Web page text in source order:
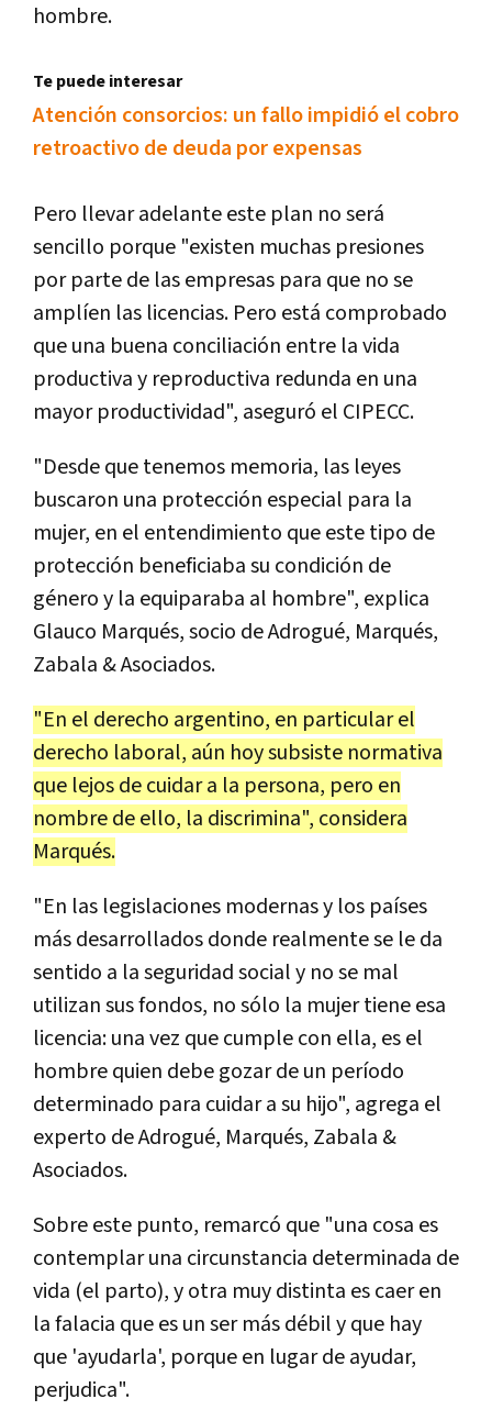
hombre.
Te puede interesar
Atención consorcios: un fallo impidió el cobro
retroactivo de deuda por expensas
Pero llevar adelante este plan no será
sencillo porque "existen muchas presiones
por parte de las empresas para que no se
amplíen las licencias. Pero está comprobado
que una buena conciliación entre la vida
productiva y reproductiva redunda en una
mayor productividad", aseguró el CIPECC.
"Desde que tenemos memoria, las leyes
buscaron una protección especial para la
mujer, en el entendimiento que este tipo de
protección beneficiaba su condición de
género y la equiparaba al hombre", explica
Glauco Marqués, socio de Adrogué, Marqués,
Zabala & Asociados.
"En el derecho argentino, en particular el
derecho laboral, aún hoy subsiste normativa
que lejos de cuidar a la persona, pero en
nombre de ello, la discrimina", considera
Marqués.
"En las legislaciones modernas y los países
más desarrollados donde realmente se le da
sentido a la seguridad social y no se mal
utilizan sus fondos, no sólo la mujer tiene esa
licencia: una vez que cumple con ella, es el
hombre quien debe gozar de un período
determinado para cuidar a su hijo", agrega el
experto de Adrogué, Marqués, Zabala &
Asociados.
Sobre este punto, remarcó que "una cosa es
contemplar una circunstancia determinada de
vida (el parto), y otra muy distinta es caer en
la falacia que es un ser más débil y que hay
que 'ayudarla', porque en lugar de ayudar,
perjudica".